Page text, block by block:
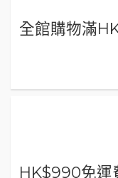
全館購物滿
HK$990免運